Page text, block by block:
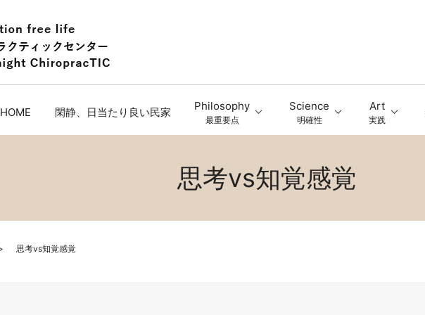
HOME 閑静、日当たり良い民家 Philosophy
最重要点
Science
明確性
Art
実践
思考vs知覚感覚
思考vs知覚感覚